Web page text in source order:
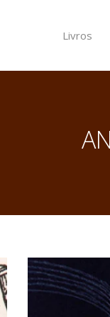
Livros
Mar